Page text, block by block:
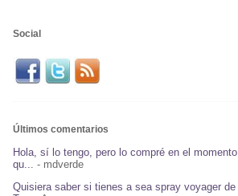
Social
Últimos comentarios
Hola, sí lo tengo, pero lo compré en el momento
qu...
- mdverde
Quisiera saber si tienes a sea spray voyager de